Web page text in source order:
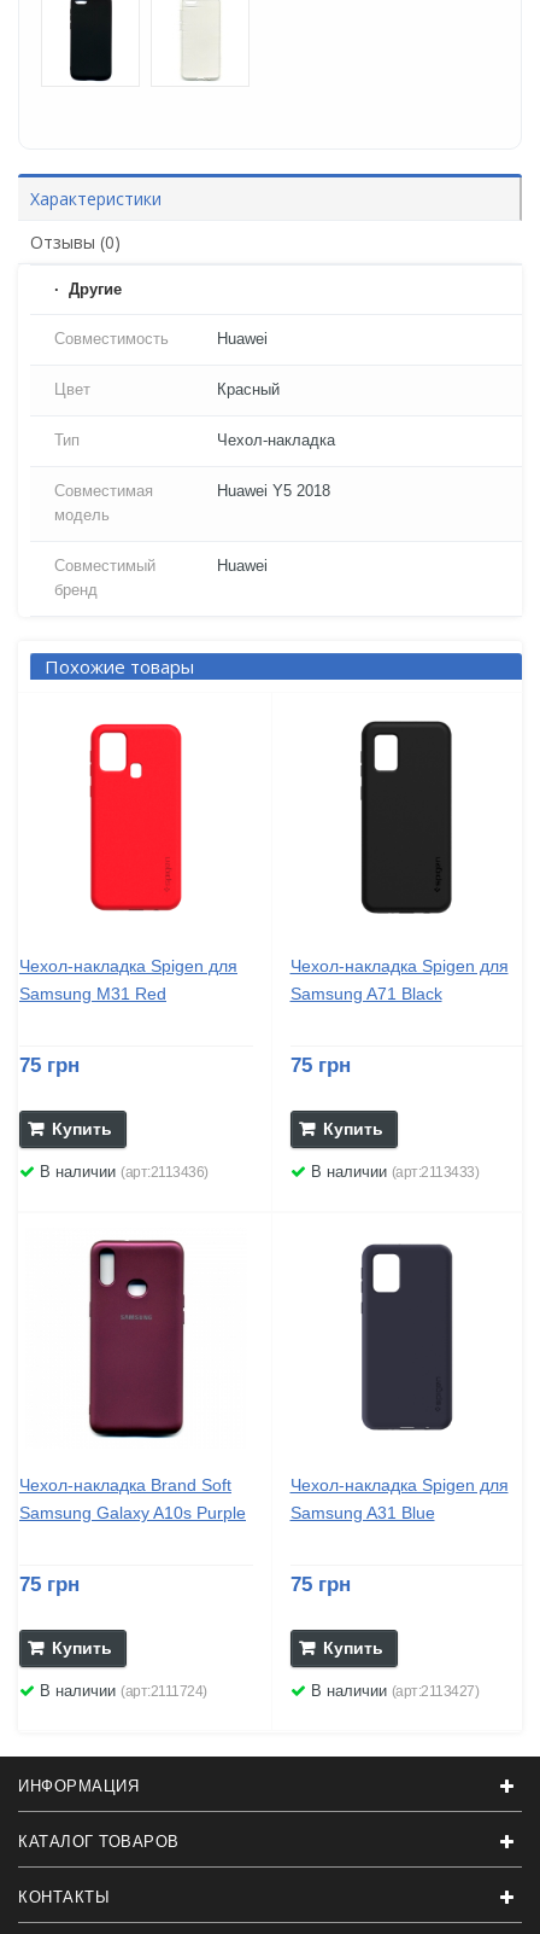
Характеристики
Отзывы (0)
Другие
Совместимость Huawei
Цвет Красный
Тип Чехол-накладка
Совместимая
модель
Huawei Y5 2018
Совместимый
бренд
Huawei
Похожие товары
Чехол-накладка Spigen для
Samsung M31 Red
75 грн
Купить
В наличии (арт:2113436)
Чехол-накладка Spigen для
Samsung A71 Black
75 грн
Купить
В наличии (арт:2113433)
Чехол-накладка Brand Soft
Samsung Galaxy A10s Purple
75 грн
Купить
В наличии (арт:2111724)
Чехол-накладка Spigen для
Samsung A31 Blue
75 грн
Купить
В наличии (арт:2113427)
ИНФОРМАЦИЯ
КАТАЛОГ ТОВАРОВ
КОНТАКТЫ